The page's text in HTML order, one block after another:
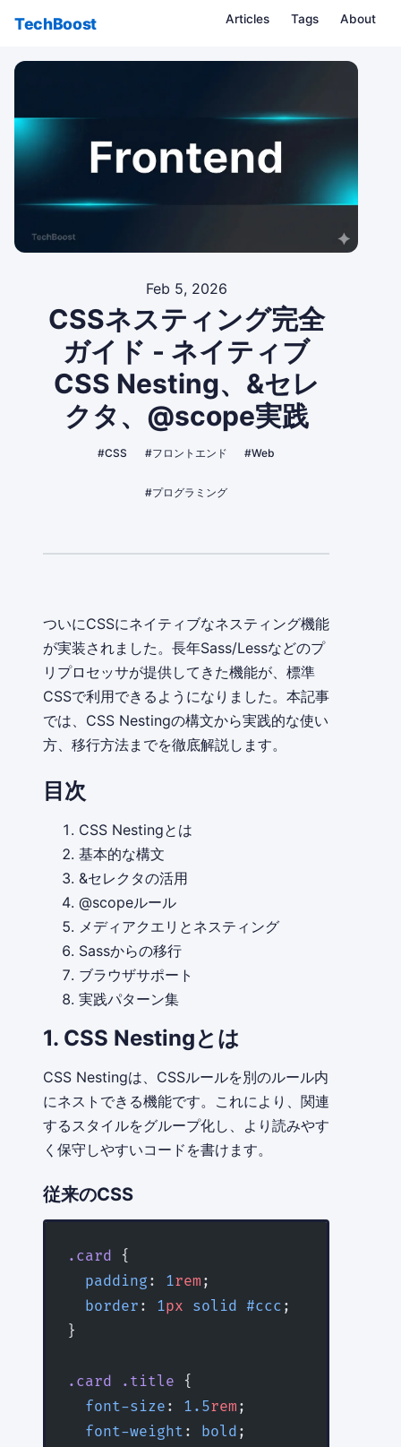
TechBoost Articles Tags About
Feb 5, 2026
CSSネスティング完全
ガイド - ネイティブ
CSS Nesting、&セレ
クタ、@scope実践
#CSS #フロントエンド #Web
#プログラミング
ついにCSSにネイティブなネスティング機能
が実装されました。長年Sass/Lessなどのプ
リプロセッサが提供してきた機能が、標準
CSSで利用できるようになりました。本記事
では、CSS Nestingの構文から実践的な使い
方、移行方法までを徹底解説します。
目次
CSS Nestingとは
基本的な構文
&セレクタの活用
@scopeルール
メディアクエリとネスティング
Sassからの移行
ブラウザサポート
実践パターン集
1. CSS Nestingとは
CSS Nestingは、CSSルールを別のルール内
にネストできる機能です。これにより、関連
するスタイルをグループ化し、より読みやす
く保守しやすいコードを書けます。
従来のCSS
.card {
  padding
: 1rem ;
  border
: 1px solid #ccc ;
}
.card .title {
  font-size
: 1.5rem ;
  font-weight
: bold ;